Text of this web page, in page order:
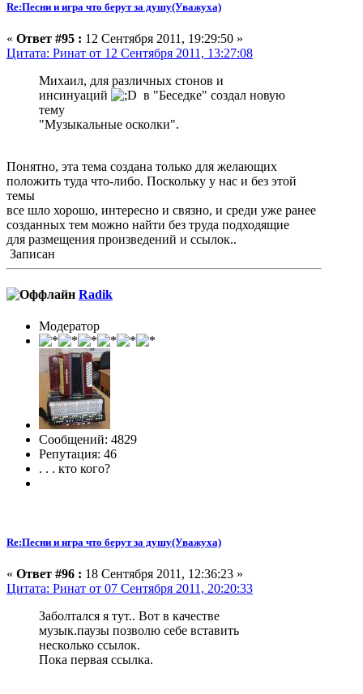
Re:Песни и игра что берут за душу(Уважуха)
« Ответ #95 : 12 Сентября 2011, 19:29:50 »
Цитата: Ринат от 12 Сентября 2011, 13:27:08
Михаил, для различных стонов и
инсинуаций
в "Беседке" создал новую
тему
"Музыкальные осколки".
Понятно, эта тема создана только для желающих
положить туда что-либо. Поскольку у нас и без этой
темы
все шло хорошо, интересно и связно, и среди уже ранее
созданных тем можно найти без труда подходящие
для размещения произведений и ссылок..
Записан
Radik
Модератор
Сообщений: 4829
Репутация: 46
. . . кто кого?
Re:Песни и игра что берут за душу(Уважуха)
« Ответ #96 : 18 Сентября 2011, 12:36:23 »
Цитата: Ринат от 07 Сентября 2011, 20:20:33
Заболтался я тут.. Вот в качестве
музык.паузы позволю себе вставить
несколько ссылок.
Пока первая ссылка.